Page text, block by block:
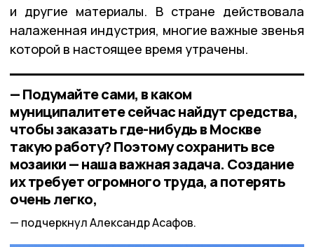
и другие материалы. В стране действовала
налаженная индустрия, многие важные звенья
которой в настоящее время утрачены.
— Подумайте сами, в каком
муниципалитете сейчас найдут средства,
чтобы заказать где-нибудь в Москве
такую работу? Поэтому сохранить все
мозаики — наша важная задача. Создание
их требует огромного труда, а потерять
очень легко,
подчеркнул Александр Асафов.